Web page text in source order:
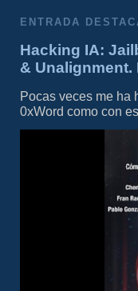
ENTRADA
Hacking IA:
&
Pocas veces me ha
0xWord como con